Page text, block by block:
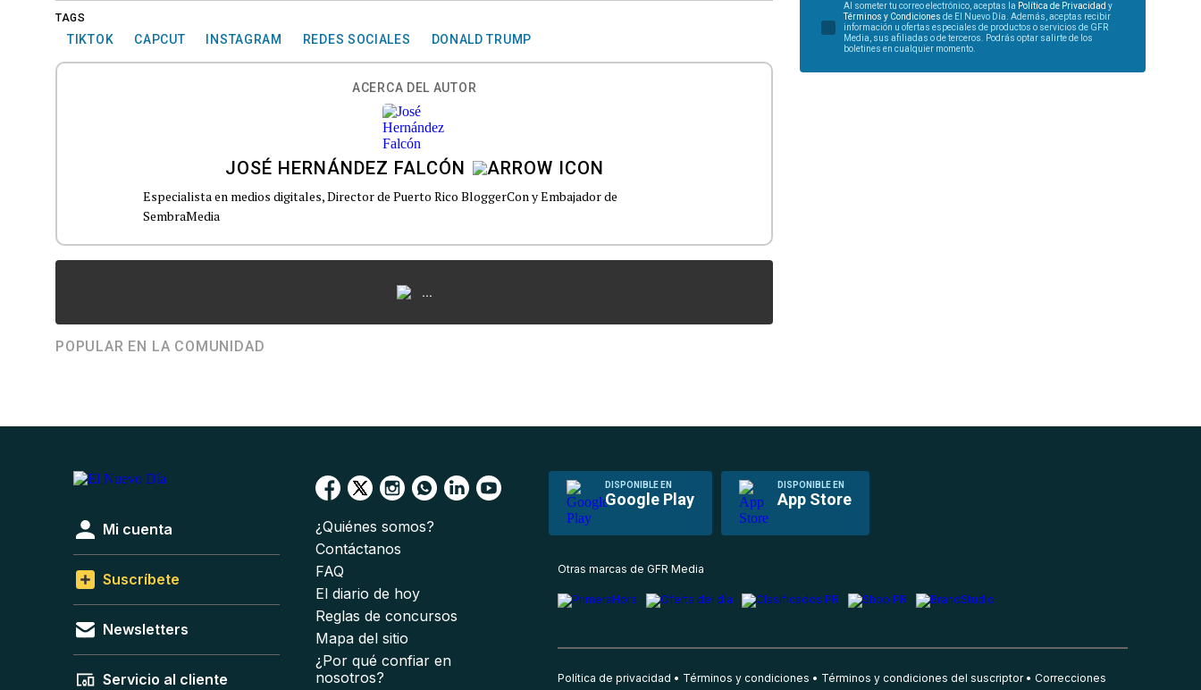
TAGS
TIKTOK CAPCUT INSTAGRAM REDES SOCIALES DONALD TRUMP
ACERCA DEL AUTOR
JOSÉ HERNÁNDEZ FALCÓN
Especialista en medios digitales, Director de Puerto Rico BloggerCon y Embajador de
SembraMedia
...
POPULAR EN LA COMUNIDAD
Al someter tu correo electrónico, aceptas la Política de Privacidad y
Términos y Condiciones de El Nuevo Día. Además, aceptas recibir
información u ofertas especiales de productos o servicios de GFR
Media, sus afiliadas o de terceros. Podrás optar salirte de los
boletines en cualquier momento.
DISPONIBLE EN
Google Play
DISPONIBLE EN
App Store
Mi cuenta
Suscríbete
Newsletters
Servicio al cliente
¿Quiénes somos?
Contáctanos
FAQ
El diario de hoy
Reglas de concursos
Mapa del sitio
¿Por qué confiar en
nosotros?
Otras marcas de GFR Media
Política de privacidad Términos y condiciones Términos y condiciones del suscriptor Correcciones